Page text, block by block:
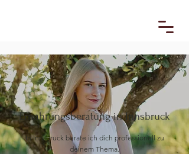
Ernährungsberatung in Innsbruck
In Innsbruck berate ich dich professionell zu
deinem Thema.